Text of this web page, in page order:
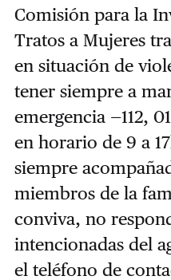
Comisión para la
Tratos a Mujeres
en situación de
tener siempre a
emergencia —112,
en horario de 9 a
siempre
miembros de la
conviva, no
intencionadas del
el teléfono de